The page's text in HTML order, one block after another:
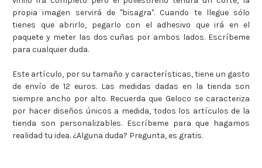
propia imagen servirá de "bisagra". Cuando te llegue sólo
tienes que abrirlo, pegarlo con el adhesivo que irá en el
paquete y meter las dos cuñas por ambos lados. Escríbeme
para cualquier duda.
Este artículo, por su tamaño y características, tiene un gasto
de envío de 12 euros. Las medidas dadas en la tienda son
siempre ancho por alto. Recuerda que Geloco se caracteriza
por hacer diseños únicos a medida, todos los artículos de la
tienda son personalizables. Escríbeme para que hagamos
realidad tu idea. ¿Alguna duda? Pregunta, es gratis.